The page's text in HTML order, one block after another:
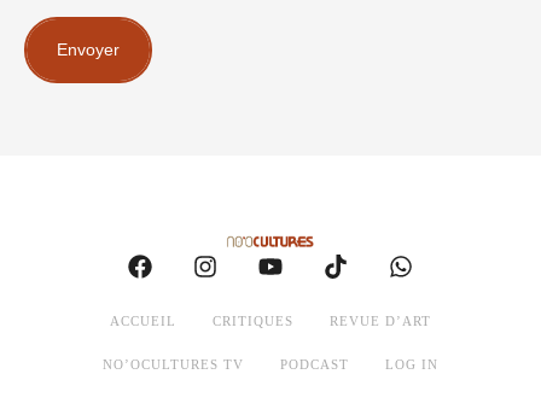
Envoyer
ACCUEIL CRITIQUES REVUE D’ART
NO’OCULTURES TV PODCAST LOG IN